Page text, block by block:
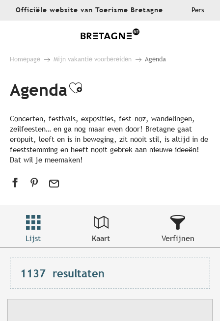
AllerOfficiële website van Toerisme Bretagne Pers
Homepage Mijn vakantie voorbereiden Agenda
AgendaAjouter aux favoris
Concerten, festivals, exposities, fest-noz, wandelingen,
zeilfeesten… en ga nog maar even door! Bretagne gaat
eropuit, leeft en is in beweging, zit nooit stil, is altijd in de
feeststemming en heeft nooit gebrek aan nieuwe ideeën!
Dat wil je meemaken!
Lijst Kaart Verfijnen
1137 resultaten